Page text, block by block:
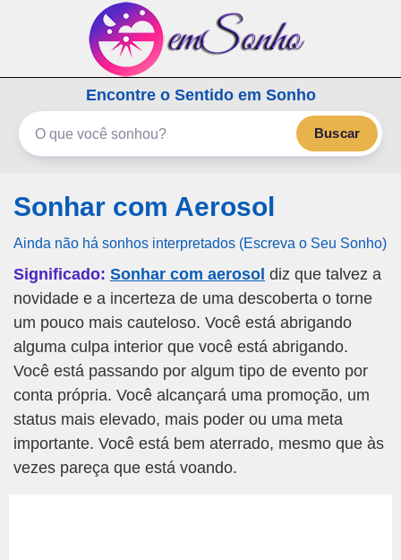
emSonho.com
Os sonhos significam mais
Encontre o Sentido em Sonho
Buscar
Sonhar com Aerosol
Ainda não há sonhos interpretados (Escreva o Seu Sonho)
Significado: Sonhar com aerosol diz que talvez a
novidade e a incerteza de uma descoberta o torne
um pouco mais cauteloso. Você está abrigando
alguma culpa interior que você está abrigando.
Você está passando por algum tipo de evento por
conta própria. Você alcançará uma promoção, um
status mais elevado, mais poder ou uma meta
importante. Você está bem aterrado, mesmo que às
vezes pareça que está voando.